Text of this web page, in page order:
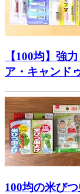
【100均】強
ア・キャンド
100均の米び